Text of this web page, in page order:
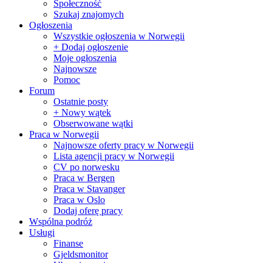
Społeczność
Szukaj znajomych
Ogłoszenia
Wszystkie ogłoszenia w Norwegii
+ Dodaj ogłoszenie
Moje ogłoszenia
Najnowsze
Pomoc
Forum
Ostatnie posty
+ Nowy wątek
Obserwowane wątki
Praca w Norwegii
Najnowsze oferty pracy w Norwegii
Lista agencji pracy w Norwegii
CV po norwesku
Praca w Bergen
Praca w Stavanger
Praca w Oslo
Dodaj oferę pracy
Wspólna podróż
Usługi
Finanse
Gjeldsmonitor